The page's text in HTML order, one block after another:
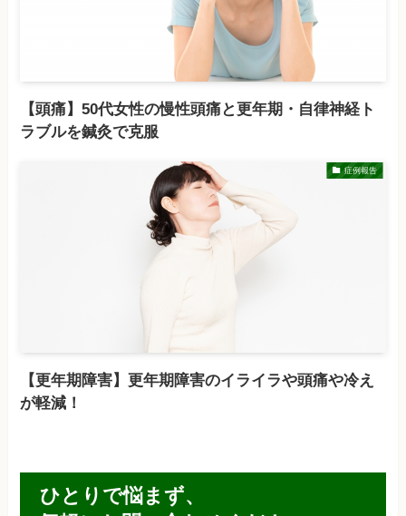
【頭痛】50代女性の慢性頭痛と更年期・自律神経ト
ラブルを鍼灸で克服
症例報告
【更年期障害】更年期障害のイライラや頭痛や冷え
が軽減！
ひとりで悩まず、